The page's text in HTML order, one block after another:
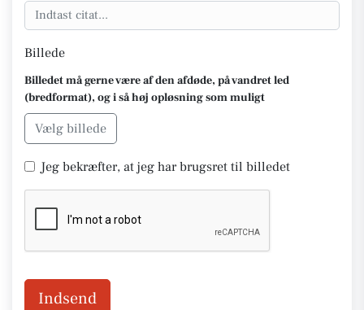
Billede
Billedet må gerne være af den afdøde, på vandret led
(bredformat), og i så høj opløsning som muligt
Vælg billede
Jeg bekræfter, at jeg har brugsret til billedet
Indsend